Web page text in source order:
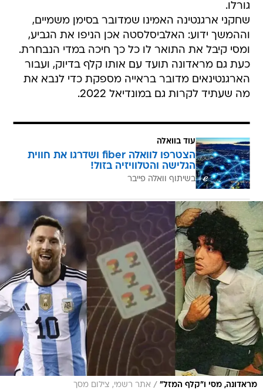
גורלו.
שחקני ארגנטינה האמינו שמדובר בסימן משמיים,
וההמשך ידוע: האלביסלסטה אכן הניפו את הגביע,
ומסי קיבל את התואר לו כל כך חיכה במדי הנבחרת.
כעת גם מראדונה תועד עם אותו קלף בדיוק, ועבור
הארגנטינאים מדובר בראייה מספקת כדי לנבא את
מה שעתיד לקרות גם במונדיאל 2022.
עוד בוואלה
הצטרפו לוואלה fiber ושדרגו את חווית
הגלישה והטלוויזיה בזול!
בשיתוף וואלה פייבר
מראדונה, מסי ו"קלף המזל" / אתר רשמי, צילום מסך